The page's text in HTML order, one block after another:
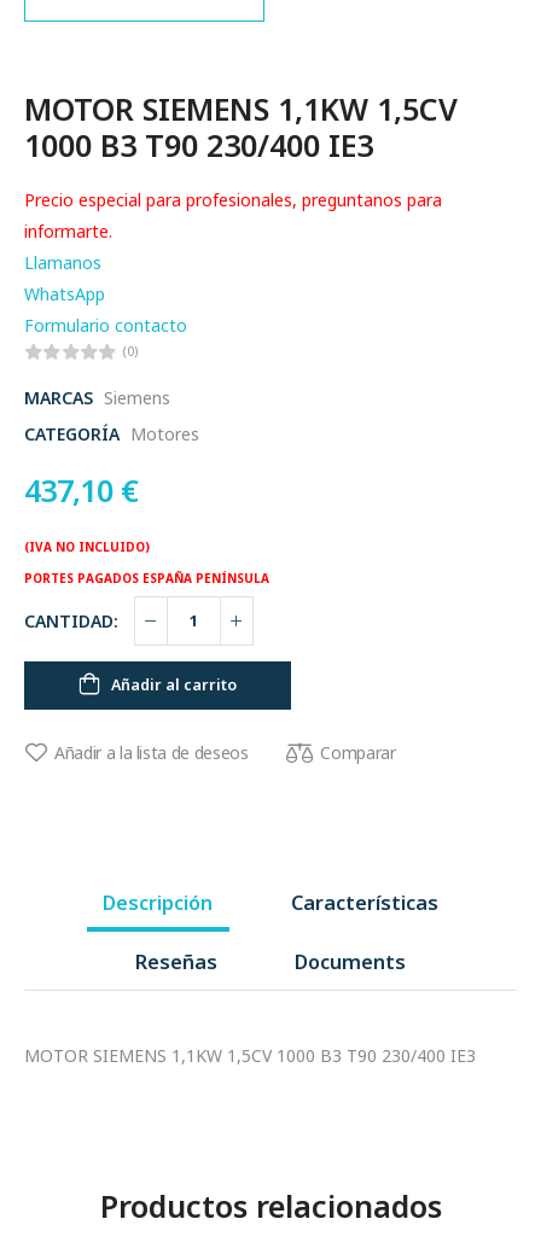
MOTOR SIEMENS 1,1KW 1,5CV
1000 B3 T90 230/400 IE3
Precio especial para profesionales, preguntanos para
informarte.
Llamanos
WhatsApp
Formulario contacto
(0)
MARCAS Siemens
CATEGORÍA Motores
437,10 €
(IVA NO INCLUIDO)
PORTES PAGADOS ESPAÑA PENÍNSULA
CANTIDAD:
Añadir al carrito
Añadir a la lista de deseos Comparar
Descripción Características
Reseñas Documents
MOTOR SIEMENS 1,1KW 1,5CV 1000 B3 T90 230/400 IE3
Productos relacionados